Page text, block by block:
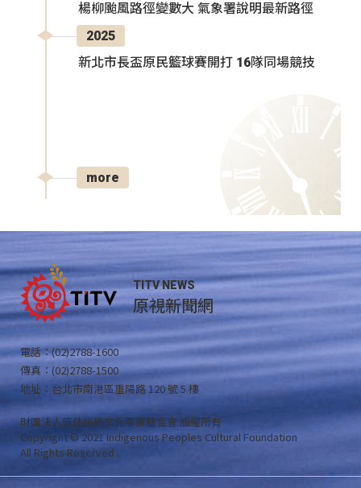
楊柳颱風路徑變數大 氣象署說明最新路徑
2025
新北市長盃原民籃球賽開打 16隊同場競技
more
TITV NEWS
原視新聞網
電話：(02)2788-1600
傳真：(02)2788-1500
地址：台北市南港區重陽路 120 號 5 樓
財團法人原住民族文化事業基金會 版權所有
Copyright © 2021 Indigenous Peoples Cultural Foundation
All Rights Reserved .